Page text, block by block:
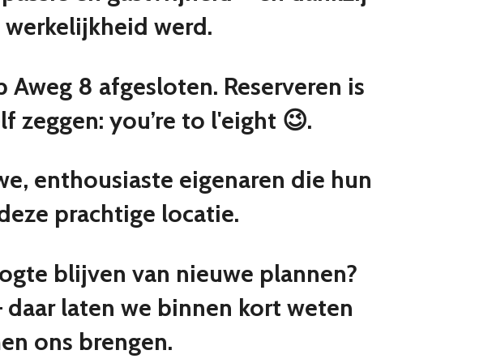
werd.
8 afgesloten. Reserveren is
you’re to l'eight 😉.
enthousiaste eigenaren die hun
prachtige locatie.
blijven van nieuwe plannen?
laten we binnen kort weten
ons brengen.